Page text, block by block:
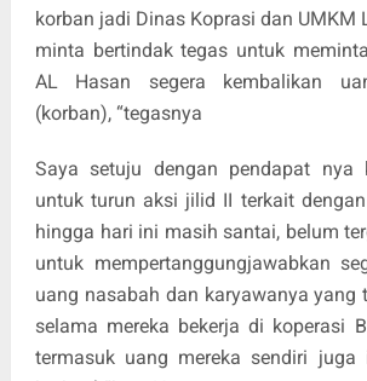
korban jadi Dinas Koprasi dan UMKM
minta bertindak tegas untuk
AL Hasan segera kembalikan
(korban), “tegasnya
Saya setuju dengan pendapat nya
untuk turun aksi jilid II terkait
hingga hari ini masih santai, belum
untuk mempertanggungjawabkan
uang nasabah dan karyawanya yang
selama mereka bekerja di koperasi
termasuk uang mereka sendiri